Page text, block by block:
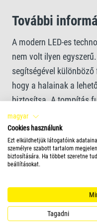
További
A modern LED-es
nem volt ilyen
segítségével
hogy a halainak a
biztosítsa. A tompítás
testreszabható a
céljából. A nap-
keresztül egyre
ezzel imitálva a
felhők hatását keltheti
élőhelyén is jellemző.
trópusi vihar
Továbbiak olvasása
Gyakori
lámpát kell
magyar
Cookies használunk
Ezt elküldhetjük látogatóink
személyre szabott tartalom
biztosítására. Ha többet szeretne
beállításokat.
Tagadni